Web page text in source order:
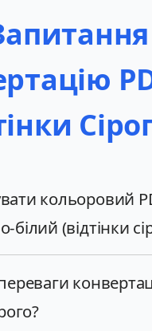
кольоровий
(відтінки